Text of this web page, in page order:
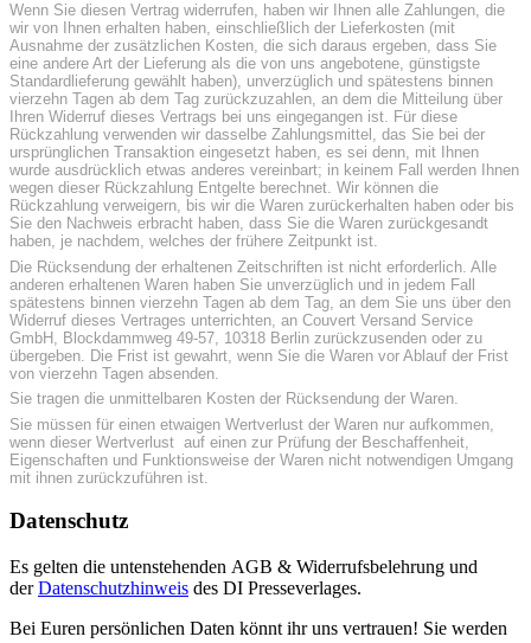
Wenn Sie diesen Vertrag widerrufen, haben wir Ihnen alle Zahlungen, die
wir von Ihnen erhalten haben, einschließlich der Lieferkosten (mit
Ausnahme der zusätzlichen Kosten, die sich daraus ergeben, dass Sie
eine andere Art der Lieferung als die von uns angebotene, günstigste
Standardlieferung gewählt haben), unverzüglich und spätestens binnen
vierzehn Tagen ab dem Tag zurückzuzahlen, an dem die Mitteilung über
Ihren Widerruf dieses Vertrags bei uns eingegangen ist. Für diese
Rückzahlung verwenden wir dasselbe Zahlungsmittel, das Sie bei der
ursprünglichen Transaktion eingesetzt haben, es sei denn, mit Ihnen
wurde ausdrücklich etwas anderes vereinbart; in keinem Fall werden Ihnen
wegen dieser Rückzahlung Entgelte berechnet. Wir können die
Rückzahlung verweigern, bis wir die Waren zurückerhalten haben oder bis
Sie den Nachweis erbracht haben, dass Sie die Waren zurückgesandt
haben, je nachdem, welches der frühere Zeitpunkt ist.
Die Rücksendung der erhaltenen Zeitschriften ist nicht erforderlich. Alle
anderen erhaltenen Waren haben Sie unverzüglich und in jedem Fall
spätestens binnen vierzehn Tagen ab dem Tag, an dem Sie uns über den
Widerruf dieses Vertrages unterrichten, an Couvert Versand Service
GmbH, Blockdammweg 49-57, 10318 Berlin zurückzusenden oder zu
übergeben. Die Frist ist gewahrt, wenn Sie die Waren vor Ablauf der Frist
von vierzehn Tagen absenden.
Sie tragen die unmittelbaren Kosten der Rücksendung der Waren.
Sie müssen für einen etwaigen Wertverlust der Waren nur aufkommen,
wenn dieser Wertverlust auf einen zur Prüfung der Beschaffenheit,
Eigenschaften und Funktionsweise der Waren nicht notwendigen Umgang
mit ihnen zurückzuführen ist.
Datenschutz
Es gelten die untenstehenden AGB & Widerrufsbelehrung und
derDatenschutzhinweis des DI Presseverlages.
Bei Euren persönlichen Daten könnt ihr uns vertrauen! Sie werden